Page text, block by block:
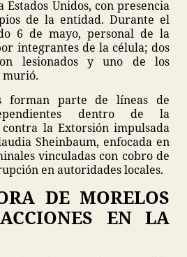
Estados Unidos, con presencia
de la entidad. Durante el
6 de mayo, personal de la
integrantes de la célula; dos
lesionados y uno de los
murió.
forman parte de líneas de
dentro de la
la Extorsión impulsada
Sheinbaum, enfocada en
vinculadas con cobro de
en autoridades locales.
DE MORELOS
EN LA